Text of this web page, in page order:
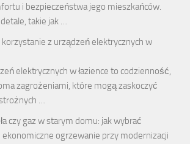
i bezpieczeństwa jego mieszkańców.
takie jak …
korzystanie z urządzeń elektrycznych w
elektrycznych w łazience to codzienność,
zagrożeniami, które mogą zaskoczyć
…
czy gaz w starym domu: jak wybrać
ogrzewanie przy modernizacji